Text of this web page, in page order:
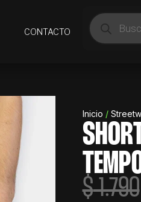
CONTACTO
Búsqueda
de
productos
Inicio /
$1.790